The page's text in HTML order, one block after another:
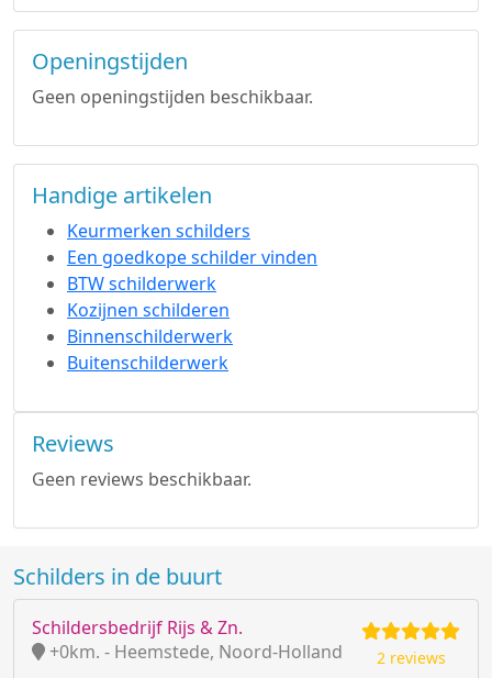
Openingstijden
Geen openingstijden beschikbaar.
Handige artikelen
Keurmerken schilders
Een goedkope schilder vinden
BTW schilderwerk
Kozijnen schilderen
Binnenschilderwerk
Buitenschilderwerk
Reviews
Geen reviews beschikbaar.
Schilders in de buurt
Schildersbedrijf Rijs & Zn.
+0km. - Heemstede, Noord-Holland
2 reviews